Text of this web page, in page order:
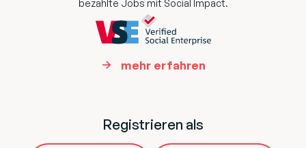
bezahlte Jobs mit Social Impact.
mehr erfahren
Registrieren als